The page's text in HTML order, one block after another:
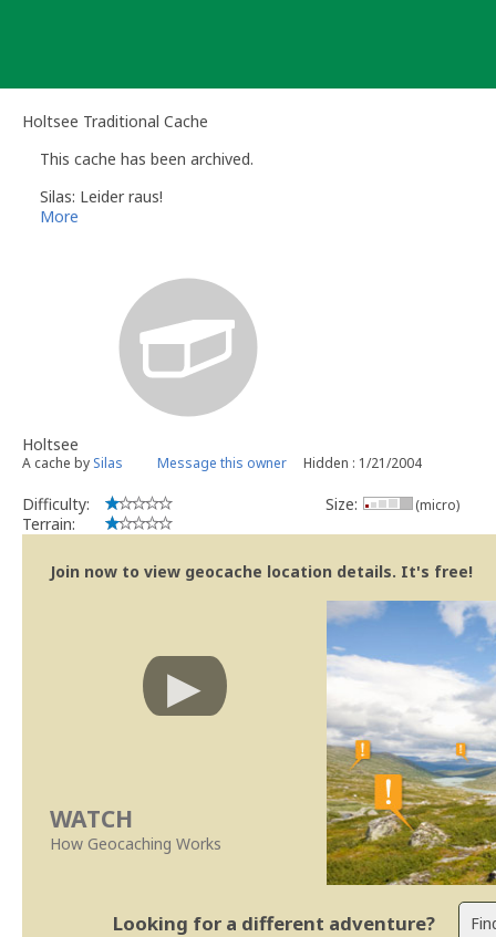
Holtsee Traditional Cache
This cache has been archived.
Silas: Leider raus!
More
Holtsee
A cache by Silas Message this owner Hidden : 1/21/2004
Difficulty:
Terrain:
Size: (micro)
Join now to view geocache location details. It's free!
WATCH
How Geocaching Works
Looking for a different adventure?